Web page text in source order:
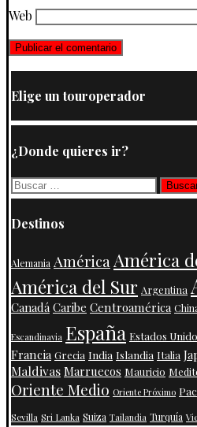
Web
Elige un touroperador
¿Donde quieres ir?
Buscar:
Destinos
Alemania AméricaAmérica
América del Sur Argentina
Canadá Caribe Centroamérica
Escandinavia España Estados
Francia Grecia India Islandia Italia
Maldivas Marruecos Mauricio
Oriente Medio Oriente Próximo
Sevilla Sri Lanka Suiza Tailandia Turquía